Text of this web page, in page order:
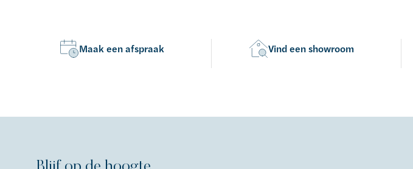
Maak een afspraak Vind een showroom